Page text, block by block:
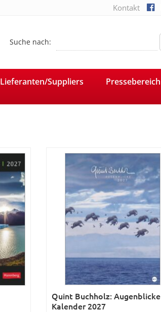
Kontakt
Suche nach:
Lieferanten/Suppliers Pressebereich
Quint Buchholz: Augenblicke
Kalender 2027